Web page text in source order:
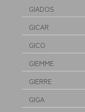
GIADOS
GICAR
GICO
GIEMME
GIERRE
GIGA